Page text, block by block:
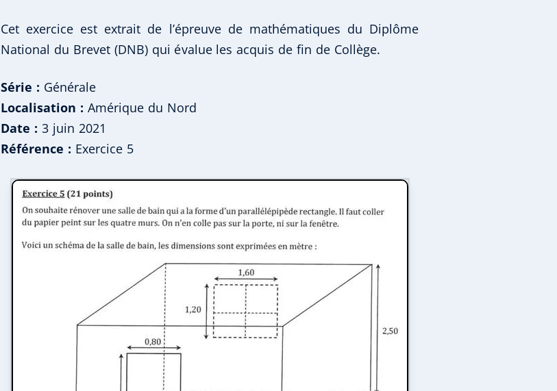
Cet exercice est extrait de l’épreuve de mathématiques du Diplôme
National du Brevet (DNB) qui évalue les acquis de fin de Collège.
Série : Générale
Localisation : Amérique du Nord
Date : 3 juin 2021
Référence : Exercice 5